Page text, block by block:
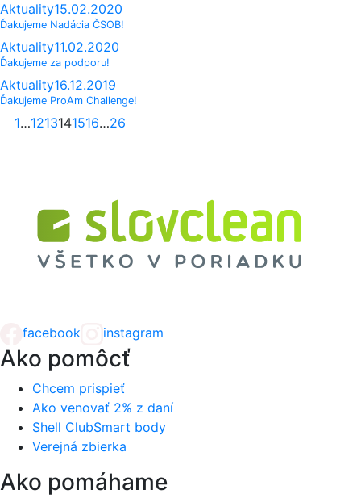
Aktuality15.02.2020
Ďakujeme Nadácia ČSOB!
Aktuality11.02.2020
Ďakujeme za podporu!
Aktuality16.12.2019
Ďakujeme ProAm Challenge!
Strana
1…Strana
12Strana
13Strana
14Strana
15Strana
16…Strana
26
facebook instagram
Ako pomôcť
Chcem prispieť
Ako venovať 2% z daní
Shell ClubSmart body
Verejná zbierka
Ako pomáhame